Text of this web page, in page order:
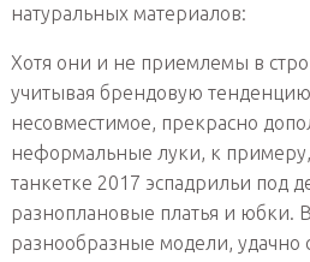
натуральных материалов:
Хотя они и не приемлемы в
учитывая брендовую
несовместимое, прекрасно
неформальные луки, к
танкетке 2017 эспадрильи
разноплановые платья и юбки.
разнообразные модели, удачно